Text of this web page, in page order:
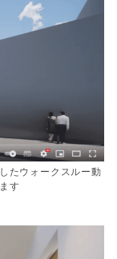
たウォークスルー動
す